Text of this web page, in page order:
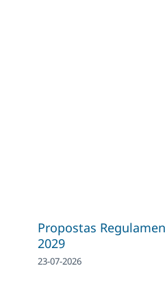
Propostas
2029
23-07-2026